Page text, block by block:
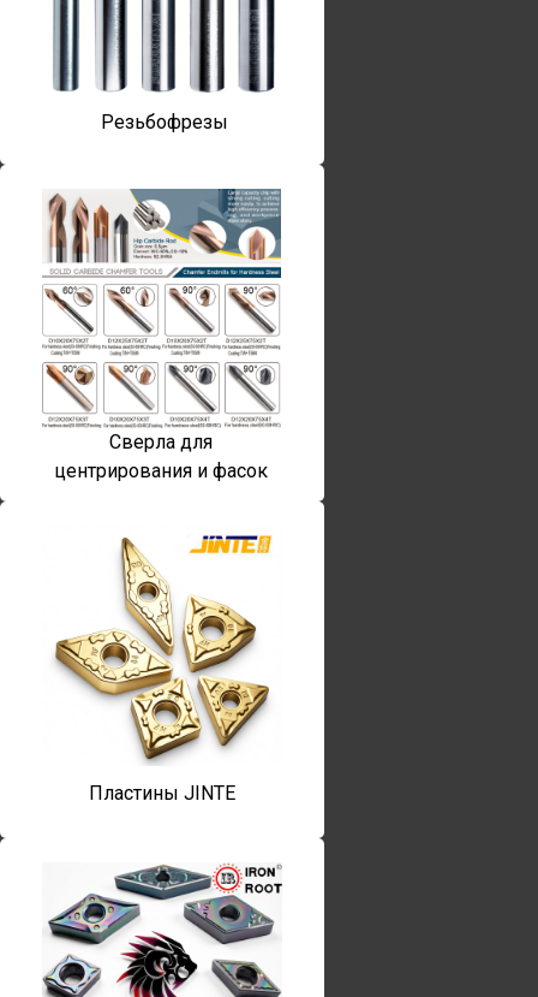
Резьбофрезы
Сверла для
центрирования и фасок
Пластины JINTE